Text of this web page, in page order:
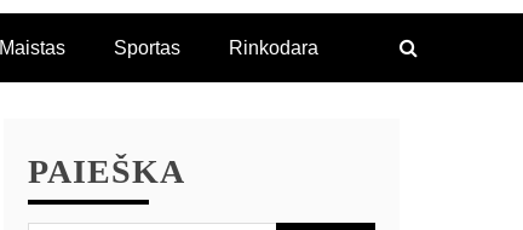
Maistas Sportas Rinkodara
PAIEŠKA